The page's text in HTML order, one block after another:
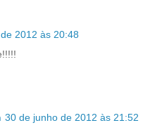
2012 às 20:48
30 de junho de 2012 às 21:52